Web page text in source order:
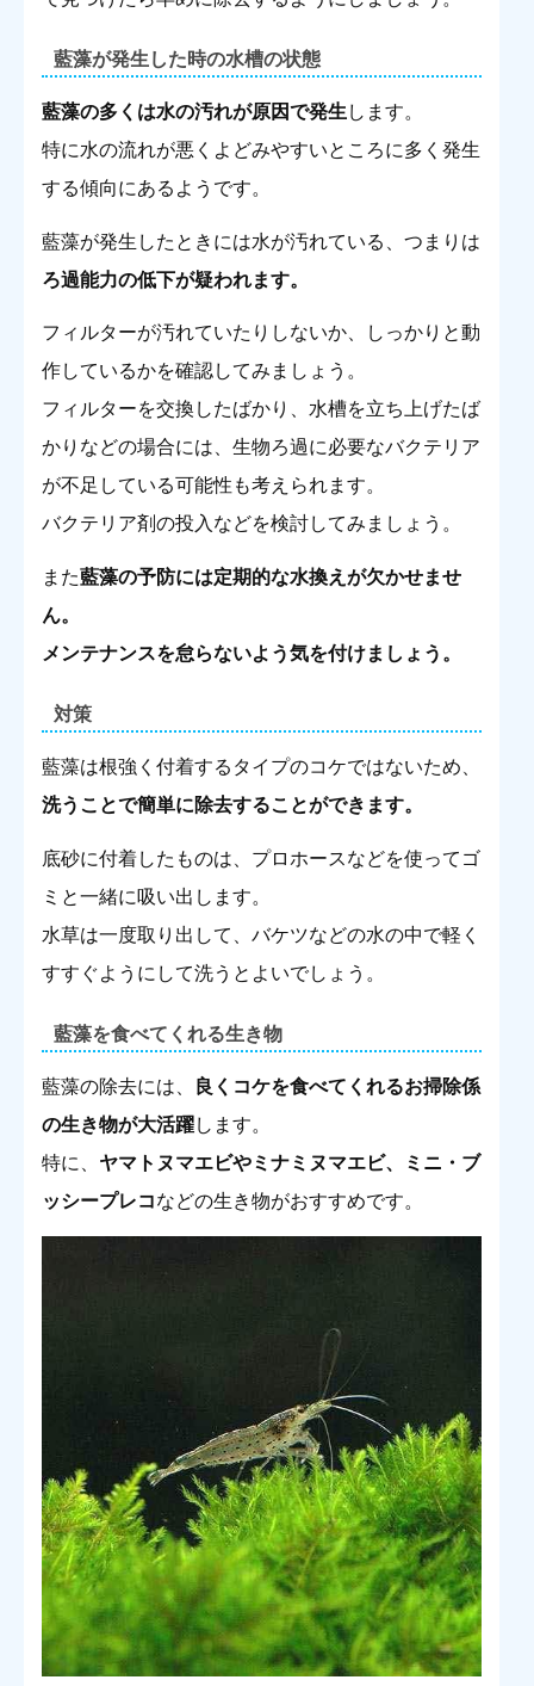
藍藻が発生した時の水槽の状態
藍藻の多くは水の汚れが原因で発生 します。
特に水の流れが悪くよどみやすいところに多く発生
する傾向にあるようです。
藍藻が発生したときには水が汚れている、つまりは
ろ過能力の低下が疑われます。
フィルターが汚れていたりしないか、しっかりと動
作しているかを確認してみましょう。
フィルターを交換したばかり、水槽を立ち上げたば
かりなどの場合には、生物ろ過に必要なバクテリア
が不足している可能性も考えられます。
バクテリア剤の投入などを検討してみましょう。
また藍藻の予防には定期的な水換えが欠かせませ
ん。
メンテナンスを怠らないよう気を付けましょう。
対策
藍藻は根強く付着するタイプのコケではないため、
洗うことで簡単に除去することができます。
底砂に付着したものは、プロホースなどを使ってゴ
ミと一緒に吸い出します。
水草は一度取り出して、バケツなどの水の中で軽く
すすぐようにして洗うとよいでしょう。
藍藻を食べてくれる生き物
藍藻の除去には、
良くコケを食べてくれるお掃除係
の生き物が大活躍します。
特に、 ヤマトヌマエビやミナミヌマエビ、ミニ・ブ
ッシープレコなどの生き物がおすすめです。